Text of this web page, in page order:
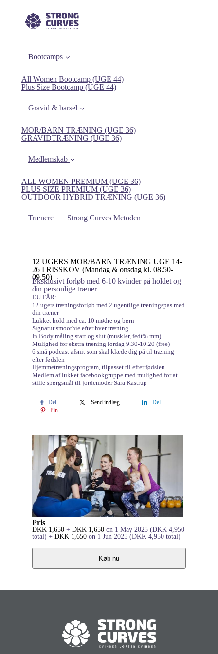
Bootcamps
All Women Bootcamp (UGE 44)
Plus Size Bootcamp (UGE 44)
Gravid & barsel
MOR/BARN TRÆNING (UGE 36)
GRAVIDTRÆNING (UGE 36)
Medlemskab
ALL WOMEN PREMIUM (UGE 36)
PLUS SIZE PREMIUM (UGE 36)
OUTDOOR HYBRID TRÆNING (UGE 36)
Trænere Strong Curves Metoden
12 UGERS MOR/BARN TRÆNING UGE 14-
26 I RISSKOV (Mandag & onsdag kl. 08.50-
09.50)
Eksklusivt forløb med 6-10 kvinder på holdet og
din personlige træner
DU FÅR:
12 ugers træningsforløb med 2 ugentlige træningspas med
din træner
Lukket hold med ca. 10 mødre og børn
Signatur smoothie efter hver træning
In Body måling start og slut (muskler, fedt% mm)
Mulighed for ekstra træning lørdag 9.30-10.20 (free)
6 små podcast afsnit som skal klæde dig på til træning
efter fødslen
Hjemmetræningsprogram, tilpasset til efter fødslen
Medlem af lukket facebookgruppe med mulighed for at
stille spørgsmål til jordemoder Sara Kastrup
Del Send indlæg
Del
Pin
Pris
DKK 1,650 + DKK 1,650 on 1 May 2025 (DKK 4,950
total) + DKK 1,650 on 1 Jun 2025 (DKK 4,950 total)
Køb nu